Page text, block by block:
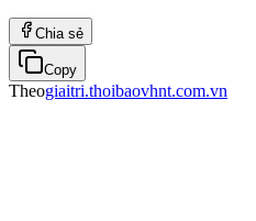
Chia sẻ
Copy
Theogiaitri.thoibaovhnt.com.vn